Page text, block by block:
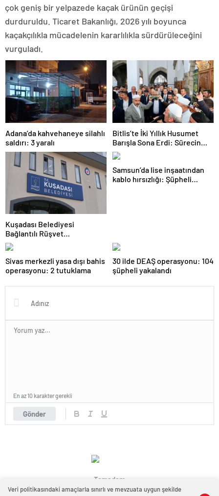
çok geniş bir yelpazede kaçak ürünün geçişi
durduruldu. Ticaret Bakanlığı, 2026 yılı boyunca
kaçakçılıkla mücadelenin kararlılıkla sürdürüleceğini
vurguladı.
Adana’da kahvehaneye silahlı
saldırı: 3 yaralı
Bitlis’te İki Yıllık Husumet
Barışla Sona Erdi: Sürecin
Başrolünde Atmanega Aşireti
Lideri Hasan Açık Vardı
Kuşadası Belediyesi
Bağlantılı Rüşvet
Operasyonu: 15 Gözaltı
Samsun’da lise inşaatından
kablo hırsızlığı: Şüpheli
Sivas merkezli yasa dışı bahis
operasyonu: 2 tutuklama
30 ilde DEAŞ operasyonu: 104
şüpheli yakalandı
Gönder
En az 10 karakter gerekli
Temadam
Veri politikasındaki amaçlarla sınırlı ve mevzuata uygun şekilde